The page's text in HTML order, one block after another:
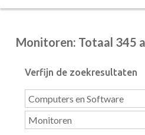
Monitoren: Totaal 345
Verfijn de zoekresultaten